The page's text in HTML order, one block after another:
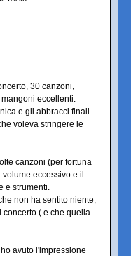
30 canzoni,
eccellenti.
e gli abbracci finali
voleva stringere le
canzoni (per fortuna
eccessivo e il
e strumenti.
non ha sentito niente,
concerto ( e che quella
avuto l'impressione